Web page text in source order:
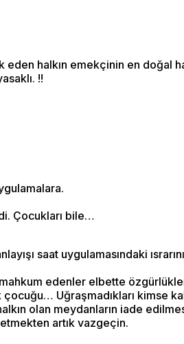
halkın emekçinin en doğal
!!
Çocukları bile…
saat uygulamasındaki
edenler elbette
Uğraşmadıkları kimse
olan meydanların iade
artık vazgeçin.